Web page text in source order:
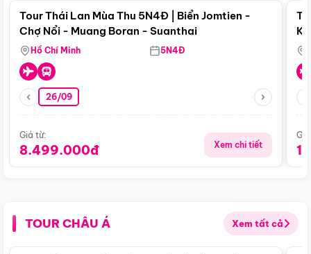
Tour Thái Lan Mùa Thu 5N4Đ | Biển Jomtien -
Chợ Nổi - Muang Boran - Suanthai
Hồ Chí Minh 5N4Đ
26/09
Giá từ:
8.499.000đ Xem chi tiết
TOUR CHÂU Á Xem tất cả
Điểm nổi bật